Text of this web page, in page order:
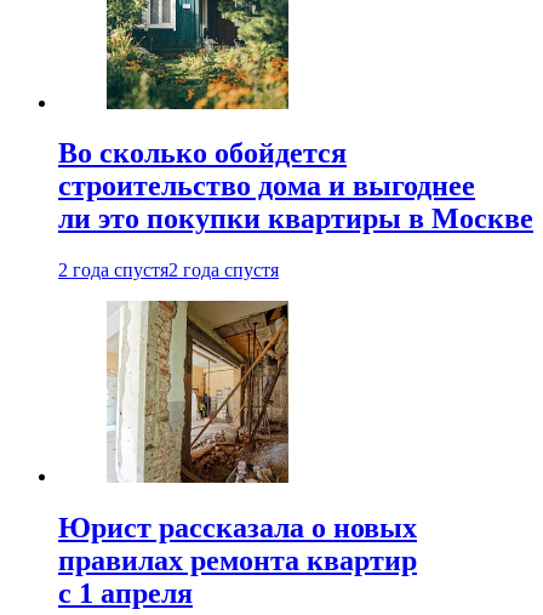
Во сколько обойдется
строительство дома и выгоднее
ли это покупки квартиры в Москве
2 года спустя2 года спустя
Юрист рассказала о новых
правилах ремонта квартир
с 1 апреля